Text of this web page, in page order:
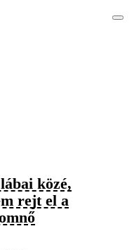
közé,
rejt el a